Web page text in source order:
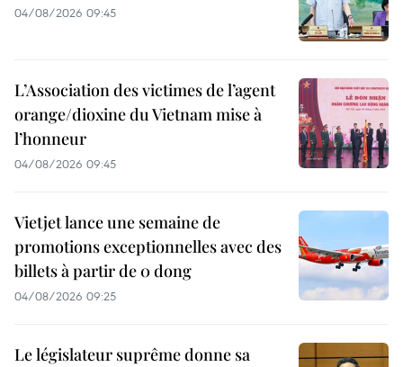
04/08/2026 09:45
L’Association des victimes de l’agent
orange/dioxine du Vietnam mise à
l’honneur
04/08/2026 09:45
Vietjet lance une semaine de
promotions exceptionnelles avec des
billets à partir de 0 dong
04/08/2026 09:25
Le législateur suprême donne sa